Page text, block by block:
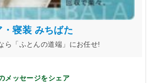
・寝装 みちばた
ら「ふとんの道端」にお任せ!
メッセージをシェア